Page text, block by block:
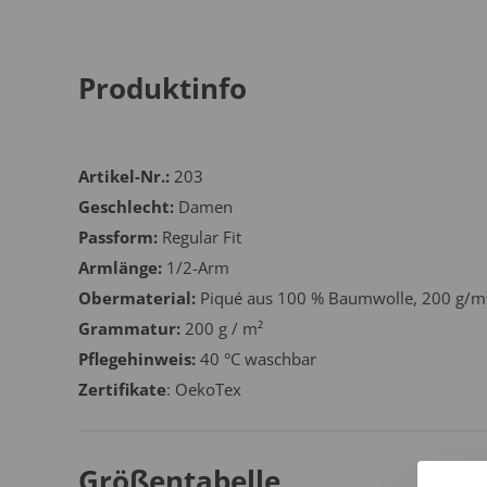
Produktinfo
Artikel-Nr.: 203
Geschlecht: Damen
Passform: Regular Fit
Armlänge: 1/2-Arm
Obermaterial: Piqué aus 100 % Baumwolle, 200 g/
Grammatur: 200 g / m²
Pflegehinweis: 40 °C waschbar
Zertifikate: OekoTex